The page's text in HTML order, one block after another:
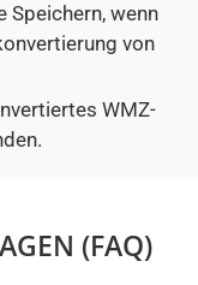
Speichern, wenn
von
WMZ-
(FAQ)